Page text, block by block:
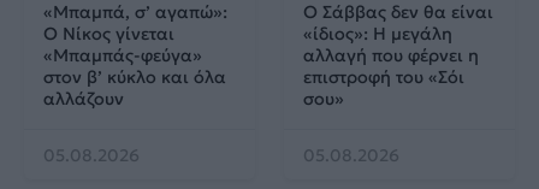
«Μπαμπά, σ’ αγαπώ»:
Ο Νίκος γίνεται
«Μπαμπάς-φεύγα»
στον β’ κύκλο και όλα
αλλάζουν
05.08.2026
Ο Σάββας δεν θα είναι
«ίδιος»: Η μεγάλη
αλλαγή που φέρνει η
επιστροφή του «Σόι
σου»
05.08.2026